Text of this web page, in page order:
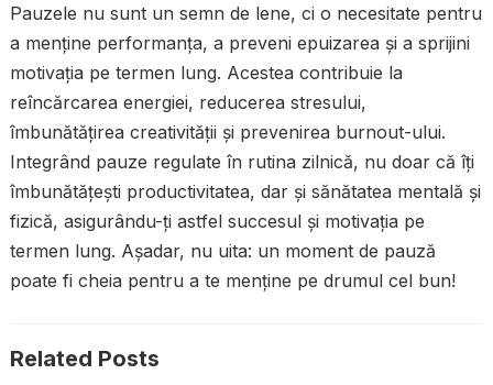
Pauzele nu sunt un semn de lene, ci o necesitate pentru
a menține performanța, a preveni epuizarea și a sprijini
motivația pe termen lung. Acestea contribuie la
reîncărcarea energiei, reducerea stresului,
îmbunătățirea creativității și prevenirea burnout-ului.
Integrând pauze regulate în rutina zilnică, nu doar că îți
îmbunătățești productivitatea, dar și sănătatea mentală și
fizică, asigurându-ți astfel succesul și motivația pe
termen lung. Așadar, nu uita: un moment de pauză
poate fi cheia pentru a te menține pe drumul cel bun!
Related Posts